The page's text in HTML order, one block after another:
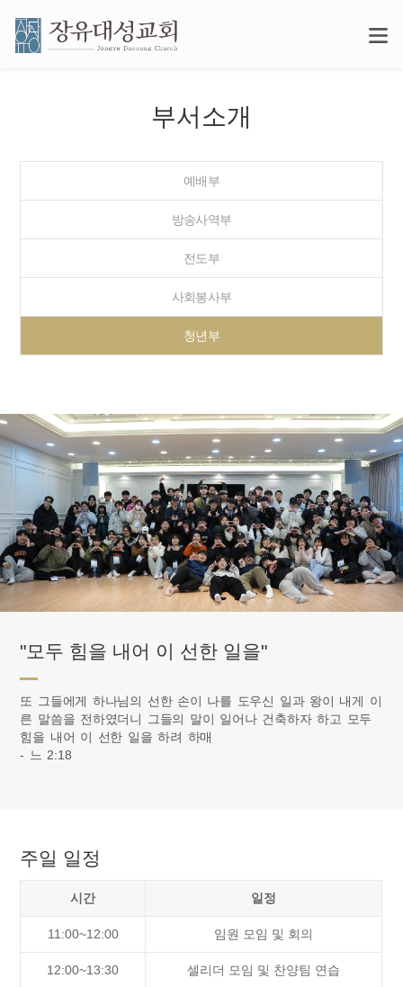
부서소개
예배부
방송사역부
전도부
사회봉사부
청년부
"모두 힘을 내어 이 선한 일을"
또 그들에게 하나님의 선한 손이 나를 도우신 일과 왕이 내게 이
른 말씀을 전하였더니 그들의 말이 일어나 건축하자 하고 모두
힘을 내어 이 선한 일을 하려 하매
- 느 2:18
주일 일정
시간 일정
11:00~12:00 임원 모임 및 회의
12:00~13:30 셀리더 모임 및 찬양팀 연습